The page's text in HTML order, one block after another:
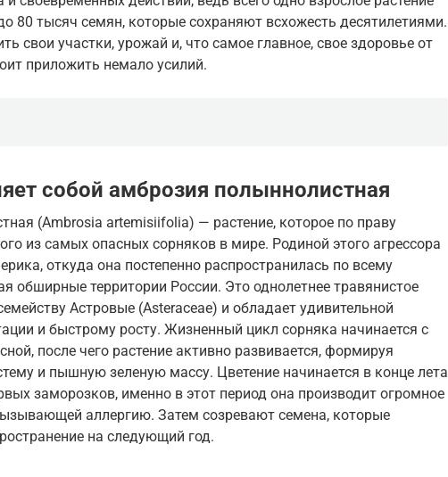
80 тысяч семян, которые сохраняют всхожесть десятилетиями.
свои участки, урожай и, что самое главное, свое здоровье от
приложить немало усилий.
собой амброзия полыннолистная
(Ambrosia artemisiifolia) — растение, которое по праву
из самых опасных сорняков в мире. Родиной этого агрессора
откуда она постепенно распространилась по всему
обширные территории России. Это однолетнее травянистое
Астровые (Asteraceae) и обладает удивительной
и быстрому росту. Жизненный цикл сорняка начинается с
после чего растение активно развивается, формируя
и пышную зеленую массу. Цветение начинается в конце лета
заморозков, именно в этот период она производит огромное
аллергию. Затем созревают семена, которые
на следующий год.